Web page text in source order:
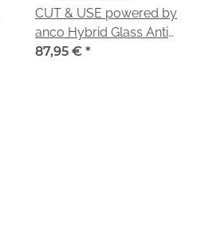
CUT & USE powered by
anco Hybrid Glass Anti
Spy Matt DRY 7,0 Zoll
87,95 € *